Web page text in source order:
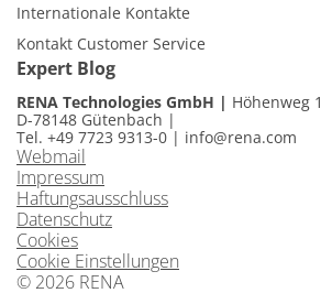
Internationale Kontakte
Kontakt Customer Service
Expert Blog
RENA Technologies GmbH
Höhenweg 1
D-78148 Gütenbach
Tel. +49 7723 9313-0 | info@rena.com
Webmail
Impressum
Haftungsausschluss
Datenschutz
Cookies
Cookie Einstellungen
© 2026 RENA